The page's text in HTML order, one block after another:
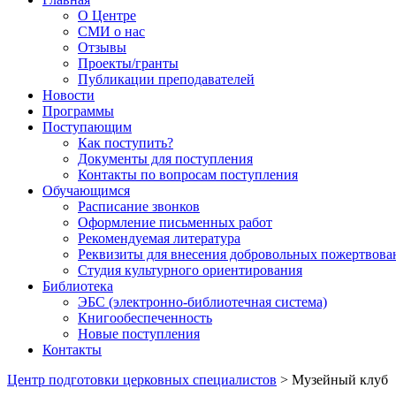
О Центре
СМИ о нас
Отзывы
Проекты/гранты
Публикации преподавателей
Новости
Программы
Поступающим
Как поступить?
Документы для поступления
Контакты по вопросам поступления
Обучающимся
Расписание звонков
Оформление письменных работ
Рекомендуемая литература
Реквизиты для внесения добровольных
Студия культурного ориентирования
Библиотека
ЭБС (электронно-библиотечная система)
Книгообеспеченность
Новые поступления
Контакты
Центр подготовки церковных специалистов > Музейный клуб